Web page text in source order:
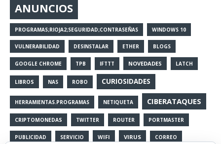
ANUNCIOS
PROGRAMAS;RIOJA2;SEGURIDAD;CONTRASEÑAS WINDOWS 10
VULNERABILIDAD DESINSTALAR ETHER BLOGS
GOOGLE CHROME TPB IFTTT NOVEDADES LATCH
LIBROS NAS ROBO CURIOSIDADES
HERRAMIENTAS.PROGRAMAS NETIQUETA CIBERATAQUES
CRIPTOMONEDAS TWITTER ROUTER PORTMASTER
PUBLICIDAD SERVICIO WIFI VIRUS CORREO